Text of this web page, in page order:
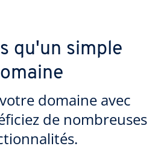
qu'un simple
domaine avec
de nombreuses